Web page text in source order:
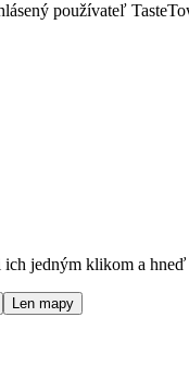
používateľ
jedným klikom a hneď
Len mapy